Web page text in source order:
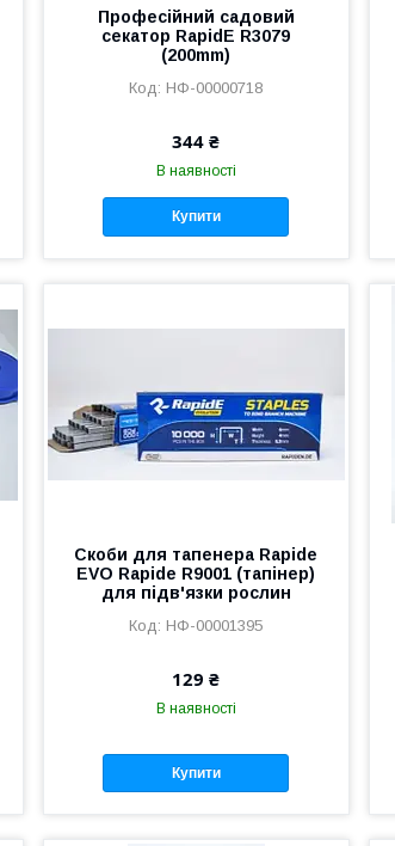
Професійний садовий
секатор RapidE R3079
(200mm)
НФ-00000718
344 ₴
В наявності
Купити
Скоби для тапенера Rapide
EVO Rapide R9001 (тапінер)
для підв'язки рослин
НФ-00001395
129 ₴
В наявності
Купити